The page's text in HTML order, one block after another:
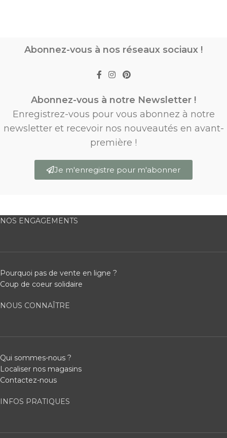
Abonnez-vous à nos réseaux sociaux !
Abonnez-vous à notre Newsletter !
Enregistrez-vous pour vous abonnez à notre
newsletter et recevoir nos nouveautés en avant-
première !
Je m'enregistre pour m'abonner
NOS ENGAGEMENTS
Pourquoi pas de vente en ligne ?
Coup de coeur solidaire
NOUS CONNAÎTRE
Qui sommes-nous ?
Localiser nos magasins
Contactez-nous
INFOS PRATIQUES